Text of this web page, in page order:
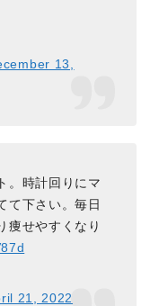
13,
。時計回りにマ
て下さい。毎日
痩せやすくなり
21, 2022